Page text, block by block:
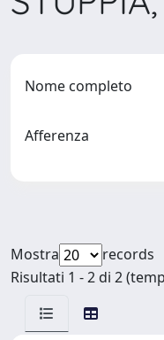
Nome completo
Afferenza
Mostra
records
Risultati 1 - 2 di 2